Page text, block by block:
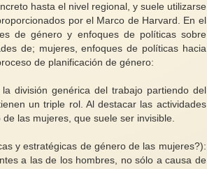
hasta el nivel regional, y suele utilizarse
por el Marco de Harvard. En el
de género y enfoques de políticas sobre
de; mujeres, enfoques de políticas hacia
de planificación de género:
división genérica del trabajo partiendo del
un triple rol. Al destacar las actividades
las mujeres, que suele ser invisible.
y estratégicas de género de las mujeres?):
a las de los hombres, no sólo a causa de